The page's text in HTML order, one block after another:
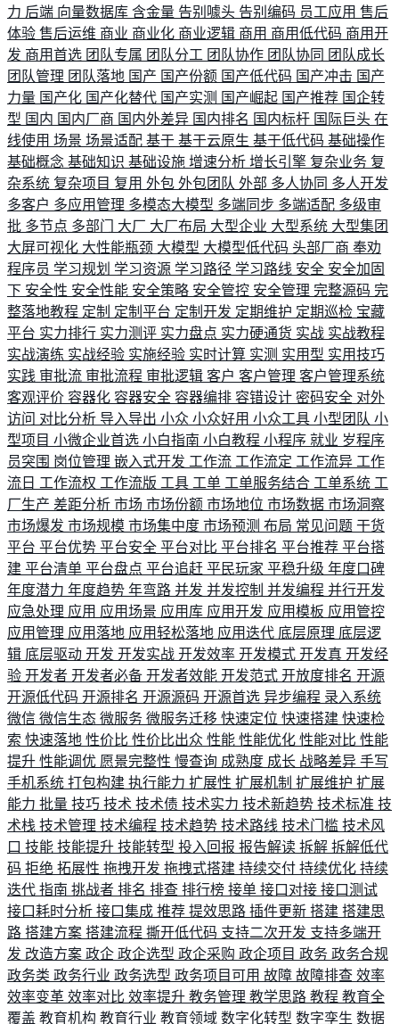
力 后端 向量数据库 含金量 告别噱头 告别编码 员工应用 售后
体验 售后运维 商业 商业化 商业逻辑 商用 商用低代码 商用开
发 商用首选 团队专属 团队分工 团队协作 团队协同 团队成长
团队管理 团队落地 国产 国产份额 国产低代码 国产冲击 国产
力量 国产化 国产化替代 国产实测 国产崛起 国产推荐 国企转
型 国内 国内厂商 国内外差异 国内排名 国内标杆 国际巨头 在
线使用 场景 场景适配 基于 基于云原生 基于低代码 基础操作
基础概念 基础知识 基础设施 增速分析 增长引擎 复杂业务 复
杂系统 复杂项目 复用 外包 外包团队 外部 多人协同 多人开发
多客户 多应用管理 多模态大模型 多端同步 多端适配 多级审
批 多节点 多部门 大厂 大厂布局 大型企业 大型系统 大型集团
大屏可视化 大性能瓶颈 大模型 大模型低代码 头部厂商 奉劝
程序员 学习规划 学习资源 学习路径 学习路线 安全 安全加固
下 安全性 安全性能 安全策略 安全管控 安全管理 完整源码 完
整落地教程 定制 定制平台 定制开发 定期维护 定期巡检 宝藏
平台 实力排行 实力测评 实力盘点 实力硬通货 实战 实战教程
实战演练 实战经验 实施经验 实时计算 实测 实用型 实用技巧
实践 审批流 审批流程 审批逻辑 客户 客户管理 客户管理系统
客观评价 容器化 容器安全 容器编排 容错设计 密码安全 对外
访问 对比分析 导入导出 小众 小众好用 小众工具 小型团队 小
型项目 小微企业首选 小白指南 小白教程 小程序 就业 岁程序
员突围 岗位管理 嵌入式开发 工作流 工作流定 工作流异 工作
流日 工作流权 工作流版 工具 工单 工单服务结合 工单系统 工
厂生产 差距分析 市场 市场份额 市场地位 市场数据 市场洞察
市场爆发 市场规模 市场集中度 市场预测 布局 常见问题 干货
平台 平台优势 平台安全 平台对比 平台排名 平台推荐 平台搭
建 平台清单 平台盘点 平台追赶 平民玩家 平稳升级 年度口碑
年度潜力 年度趋势 年弯路 并发 并发控制 并发编程 并行开发
应急处理 应用 应用场景 应用库 应用开发 应用模板 应用管控
应用管理 应用落地 应用轻松落地 应用迭代 底层原理 底层逻
辑 底层驱动 开发 开发实战 开发效率 开发模式 开发真 开发经
验 开发者 开发者必备 开发者效能 开发范式 开放度排名 开源
开源低代码 开源排名 开源源码 开源首选 异步编程 录入系统
微信 微信生态 微服务 微服务迁移 快速定位 快速搭建 快速检
索 快速落地 性价比 性价比出众 性能 性能优化 性能对比 性能
提升 性能调优 愿景完整性 慢查询 成熟度 成长 战略差异 手写
手机系统 打包构建 执行能力 扩展性 扩展机制 扩展维护 扩展
能力 批量 技巧 技术 技术债 技术实力 技术新趋势 技术标准 技
术栈 技术管理 技术编程 技术趋势 技术路线 技术门槛 技术风
口 技能 技能提升 技能转型 投入回报 报告解读 拆解 拆解低代
码 拒绝 拓展性 拖拽开发 拖拽式搭建 持续交付 持续优化 持续
迭代 指南 挑战者 排名 排查 排行榜 接单 接口对接 接口测试
接口耗时分析 接口集成 推荐 提效思路 插件更新 搭建 搭建思
路 搭建方案 搭建流程 撕开低代码 支持二次开发 支持多端开
发 改造方案 政企 政企选型 政企采购 政企项目 政务 政务合规
政务类 政务行业 政务选型 政务项目可用 故障 故障排查 效率
效率变革 效率对比 效率提升 教务管理 教学思路 教程 教育全
覆盖 教育机构 教育行业 教育领域 数字化转型 数字孪生 数据